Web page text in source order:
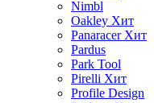
Nimbl
Oakley Хит
Panaracer Хит
Pardus
Park Tool
Pirelli Хит
Profile Design